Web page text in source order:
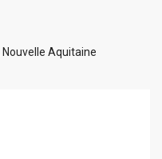
Nouvelle Aquitaine